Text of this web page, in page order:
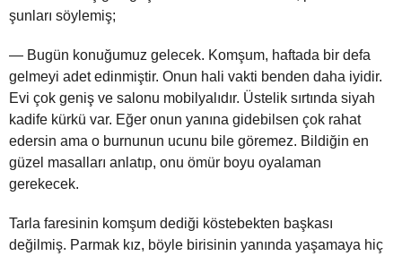
şunları söylemiş;
— Bugün konuğumuz gelecek. Komşum, haftada bir defa
gelmeyi adet edinmiştir. Onun hali vakti benden daha iyidir.
Evi çok geniş ve salonu mobilyalıdır. Üstelik sırtında siyah
kadife kürkü var. Eğer onun yanına gidebilsen çok rahat
edersin ama o burnunun ucunu bile göremez. Bildiğin en
güzel masalları anlatıp, onu ömür boyu oyalaman
gerekecek.
Tarla faresinin komşum dediği köstebekten başkası
değilmiş. Parmak kız, böyle birisinin yanında yaşamaya hiç